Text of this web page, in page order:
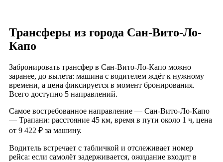
Трансферы из города Сан-Вито-Ло-
Капо
Забронировать трансфер в Сан-Вито-Ло-Капо можно
заранее, до вылета: машина с водителем ждёт к нужному
времени, а цена фиксируется в момент бронирования.
Всего доступно 5 направлений.
Самое востребованное направление — Сан-Вито-Ло-Капо
— Трапани: расстояние 45 км, время в пути около 1 ч, цена
от 9 422 ₽ за машину.
Водитель встречает с табличкой и отслеживает номер
рейса: если самолёт задерживается, ожидание входит в